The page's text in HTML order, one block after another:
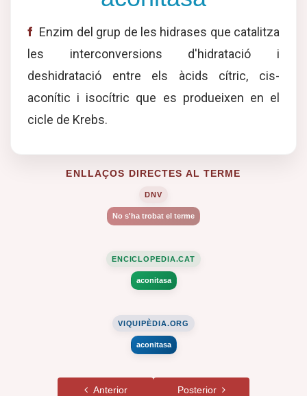
f Enzim del grup de les hidrases que catalitza
les interconversions d'hidratació i
deshidratació entre els àcids cítric, cis-
aconític i isocítric que es produeixen en el
cicle de Krebs.
ENLLAÇOS DIRECTES AL TERME
DNV
No s'ha trobat el terme
ENCICLOPEDIA.CAT
aconitasa
VIQUIPÈDIA.ORG
aconitasa
Anterior Posterior